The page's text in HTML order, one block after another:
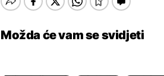
Možda će vam se svidjeti